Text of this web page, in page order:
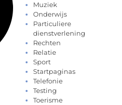
Muziek
Onderwijs
Particuliere
dienstverlening
Rechten
Relatie
Sport
Startpaginas
Telefonie
Testing
Toerisme